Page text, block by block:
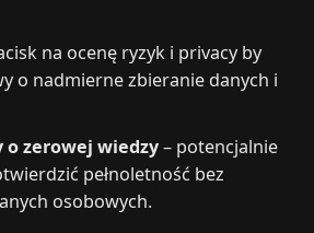
na ocenę ryzyk i privacy by
o nadmierne zbieranie danych i
o zerowej wiedzy– potencjalnie
pełnoletność bez
osobowych.